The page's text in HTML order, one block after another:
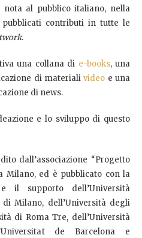
al pubblico italiano, nella
contributi in tutte le
.
una collana di e-books, una
di materialivideo e una
di news.
e lo sviluppo di questo
dall’associazione “Progetto
Milano, ed è pubblicato con la
il supporto dell’Università
Milano, dell’Università degli
di Roma Tre, dell’Università
de Barcelona e